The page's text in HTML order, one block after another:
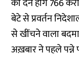
को देने होंगे 766
बेटे से प्रवर्तन
से खींचने वाला
अख़बार ने पहले पन्ने